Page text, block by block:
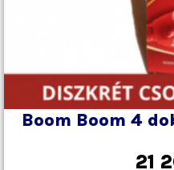
Boom Boom 4
21